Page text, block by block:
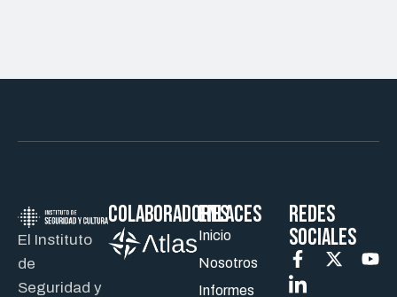
El Instituto
de
Seguridad y
ColaboradoresENLACES
Inicio
Nosotros
Informes
REDES
SOCIALES